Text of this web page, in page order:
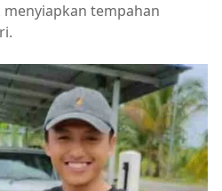
tempahan